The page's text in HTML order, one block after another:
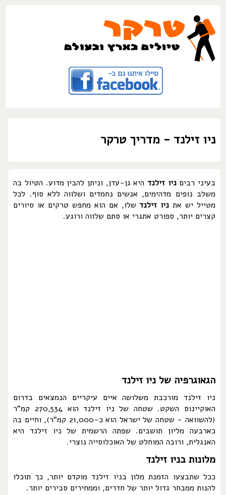
ניו זילנד - מדריך טרקר
בעיני רביםניו זילנד היא גן-עדן, וניתן להבין מדוע. הטיול בה
משלב נופים מדהימים, אנשים נחמדים ושלווה ללא סוף. לכל
מטייל יש את ניו זילנדשלו, אם הוא מחפש טרקים או סיורים
קצרים יותר, ספורט אתגרי או סתם שלווה ורוגע.
הגאוגרפיה של ניו זילנד
ניו זילנד מורכבת משלושה איים עיקריים הנמצאים בדרום
האוקיינוס השקט. שטחה של ניו זילנד הוא 270,534 קמ"ר
(להשוואה - שטחה של ישראל הוא כ-21,000 קמ"ר), וחיים בה
כארבעה מליון תושבים. שפתה הרשמית של ניו זילנד היא
האנגלית, ורובה המוחלט של האוכלוסייה נוצרי.
מלונות בניו זילנד
ככל שתבצעו הזמנת מלון בניו זילנד מוקדם יותר, כך תוכלו
להנות ממבחר גדול יותר של חדרים, וממחירים סבירים יותר.